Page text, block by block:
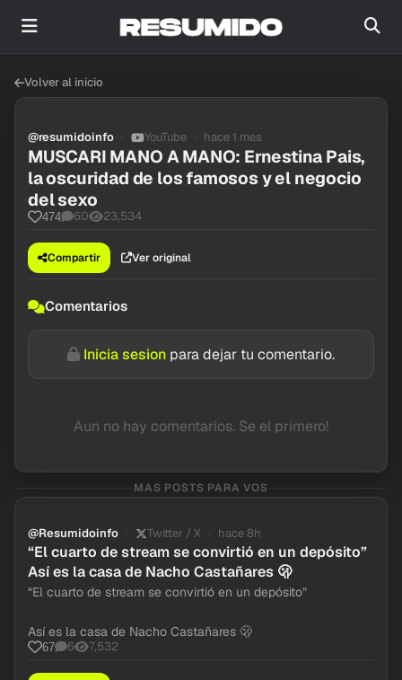
Volver al inicio
@resumidoinfo YouTube hace 1 mes
MUSCARI MANO A MANO: Ernestina Pais,
la oscuridad de los famosos y el negocio
del sexo
474 60 23,534
Compartir Ver original
Comentarios
Inicia sesion para dejar tu comentario.
Aun no hay comentarios. Se el primero!
MAS POSTS PARA VOS
@Resumidoinfo Twitter / X hace 8h
“El cuarto de stream se convirtió en un depósito”
Así es la casa de Nacho Castañares 🫢
“El cuarto de stream se convirtió en un depósito”
Así es la casa de Nacho Castañares 🫢
67 6 7,532